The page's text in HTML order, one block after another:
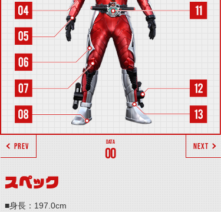
00
PREV NEXT
スペック
■身長：197.0cm